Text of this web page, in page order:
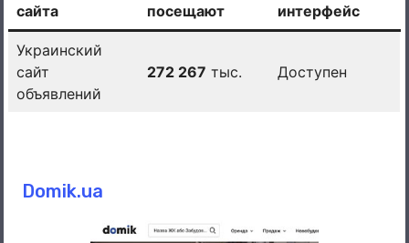
сайта
посещают
интерфейс
Украинский
сайт
объявлений
272 267 тыс. Доступен
Domik.ua